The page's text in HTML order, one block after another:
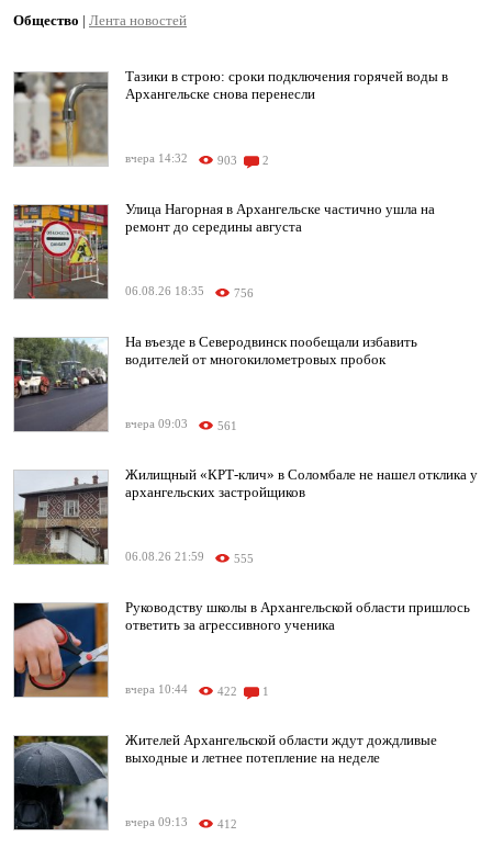
Общество | Лента новостей
Тазики в строю: сроки подключения горячей воды в
Архангельске снова перенесли
вчера 14:32 903 2
Улица Нагорная в Архангельске частично ушла на
ремонт до середины августа
06.08.26 18:35 756
На въезде в Северодвинск пообещали избавить
водителей от многокилометровых пробок
вчера 09:03 561
Жилищный «КРТ-клич» в Соломбале не нашел отклика у
архангельских застройщиков
06.08.26 21:59 555
Руководству школы в Архангельской области пришлось
ответить за агрессивного ученика
вчера 10:44 422 1
Жителей Архангельской области ждут дождливые
выходные и летнее потепление на неделе
вчера 09:13 412